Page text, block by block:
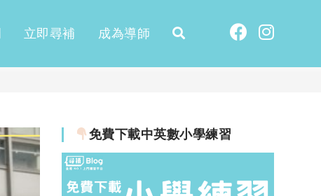
立即尋補 成為導師
免費下載中英數小學練習